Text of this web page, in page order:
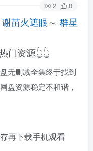
2 0
谢苗火遮眼～ 群星
门资源👆👆
无删减全集终于找到
盘资源稳定不和谐，
再下载手机观看